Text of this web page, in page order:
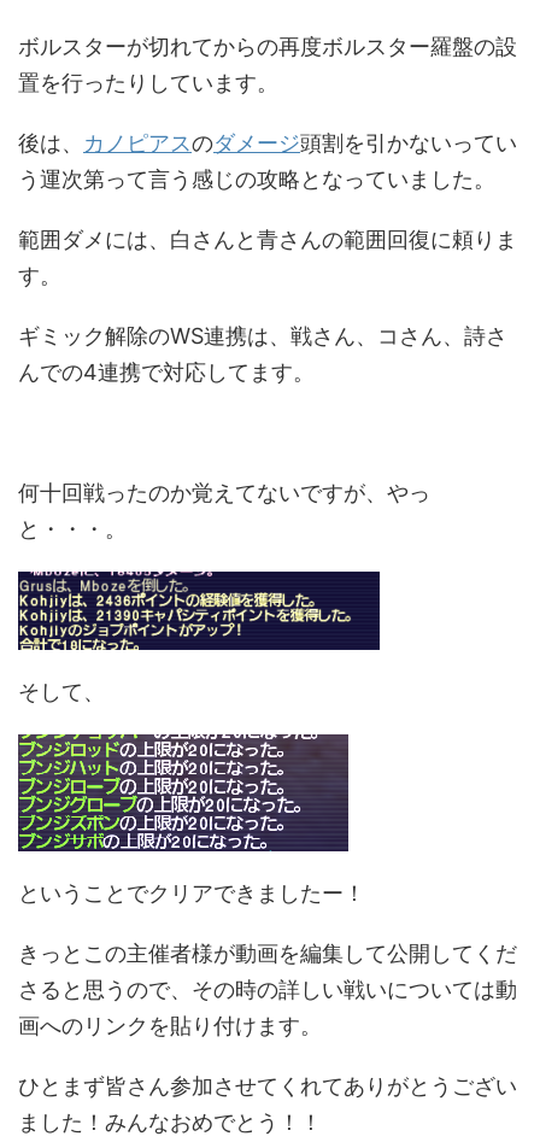
ボルスターが切れてからの再度ボルスター羅盤の設
置を行ったりしています。
後は、 カノピアスのダメージ頭割を引かないってい
う運次第って言う感じの攻略となっていました。
範囲ダメには、白さんと青さんの範囲回復に頼りま
す。
ギミック解除のWS連携は、戦さん、コさん、詩さ
んでの4連携で対応してます。
何十回戦ったのか覚えてないですが、やっ
と・・・。
そして、
ということでクリアできましたー！
きっとこの主催者様が動画を編集して公開してくだ
さると思うので、その時の詳しい戦いについては動
画へのリンクを貼り付けます。
ひとまず皆さん参加させてくれてありがとうござい
ました！みんなおめでとう！！